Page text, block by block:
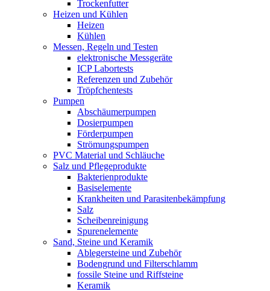
Trockenfutter
Heizen und Kühlen
Heizen
Kühlen
Messen, Regeln und Testen
elektronische Messgeräte
ICP Labortests
Referenzen und Zubehör
Tröpfchentests
Pumpen
Abschäumerpumpen
Dosierpumpen
Förderpumpen
Strömungspumpen
PVC Material und Schläuche
Salz und Pflegeprodukte
Bakterienprodukte
Basiselemente
Krankheiten und Parasitenbekämpfung
Salz
Scheibenreinigung
Spurenelemente
Sand, Steine und Keramik
Ablegersteine und Zubehör
Bodengrund und Filterschlamm
fossile Steine und Riffsteine
Keramik